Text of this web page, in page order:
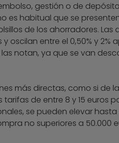
gestión o de
es habitual que se
de los ahorradores. Las
oscilan entre el 0,50% y 2%
notan, ya que se van
más directas, como si de
de entre 8 y 15 euros
se pueden elevar
no superiores a 50.000